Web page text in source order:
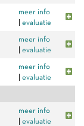
meer info
evaluatie
meer info
evaluatie
meer info
evaluatie
meer info
evaluatie